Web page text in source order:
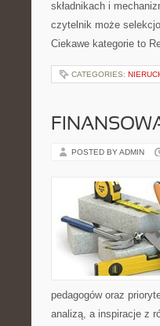
składnikach i
czytelnik może
Ciekawe kategorie to
CATEGORIES:
POSTED BY ADMIN
pedagogów oraz
analizą, a inspiracje z